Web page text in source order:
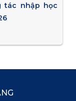
tác nhập học